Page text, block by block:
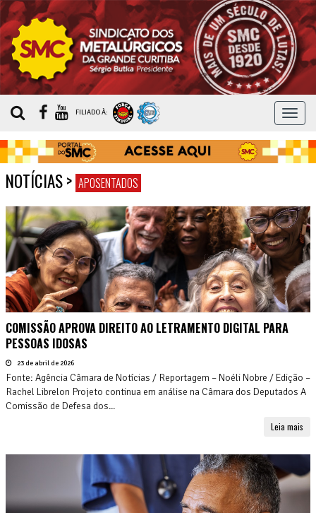
MENU
FILIADO À:
NOTÍCIAS> APOSENTADOS
COMISSÃO APROVA DIREITO AO LETRAMENTO DIGITAL PARA
PESSOAS IDOSAS
23 de abril de 2026
Fonte: Agência Câmara de Notícias / Reportagem – Noéli Nobre / Edição –
Rachel Librelon Projeto continua em análise na Câmara dos Deputados A
Comissão de Defesa dos...
Leia mais